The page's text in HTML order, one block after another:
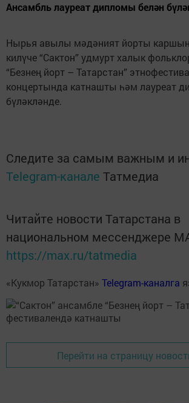
Ансамбль лауреат дипломы белән
Нырья авылы мәдәният йорты
килүче “Сактон” удмурт халык
“Безнең йорт – Татарстан”
концертында катнашты һәм лауреат
бүләкләнде.
Следите за самым важным и
Telegram-канале Татмедиа
Читайте новости Татарстана в
национальном мессенджере
https://max.ru/tatmedia
«Кукмор Татарстан» Telegram-каналга
Перейти на страницу